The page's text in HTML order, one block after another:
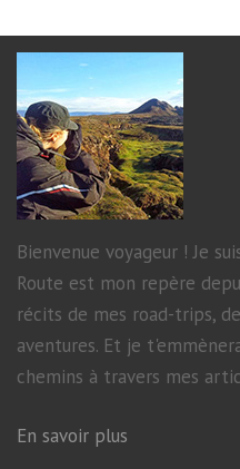
Bienvenue voyageur ! Je
Route est mon repère
récits de mes road-trips,
aventures. Et je
chemins à travers mes
En savoir plus